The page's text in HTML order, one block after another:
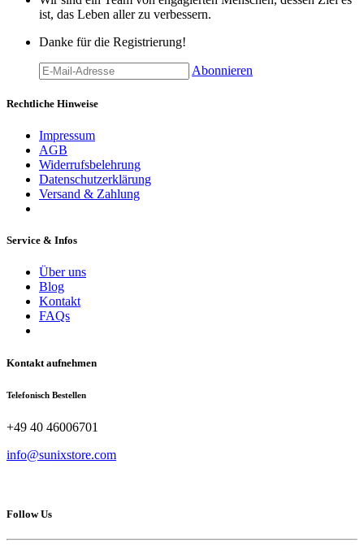
ist, das Leben aller zu verbessern.
Danke für die Registrierung!
Abonnieren
Rechtliche Hinweise
Impressum
AGB
Widerrufsbelehrung
Datenschutzerklärung
Versand & Zahlung
Service & Infos
Über uns
Blog
Kontakt
FAQs
Kontakt aufnehmen
Telefonisch Bestellen
+49 40 46006701
info@sunixstore.com
Follow Us